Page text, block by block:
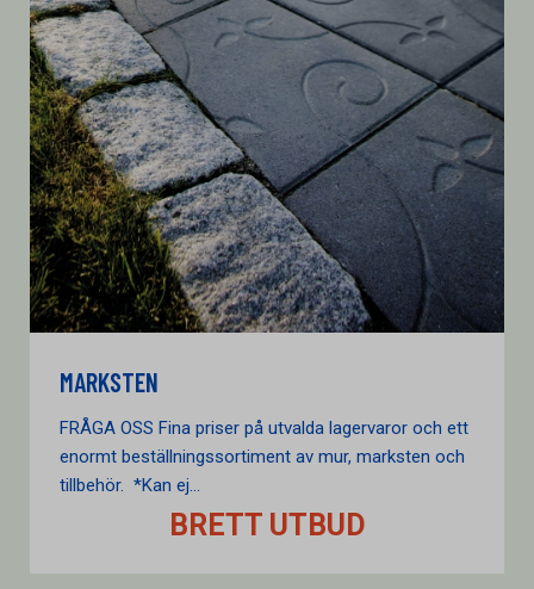
MARKSTEN
FRÅGA OSS Fina priser på utvalda lagervaror och ett
enormt beställningssortiment av mur, marksten och
tillbehör. *Kan ej...
BRETT UTBUD